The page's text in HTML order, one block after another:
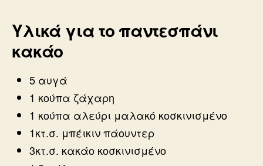
Υλικά για το παντεσπάνι
κακάο
5 αυγά
1 κούπα ζάχαρη
1 κούπα αλεύρι μαλακό κοσκινισμένο
1κτ.σ. μπέικιν πάουντερ
3κτ.σ. κακάο κοσκινισμένο